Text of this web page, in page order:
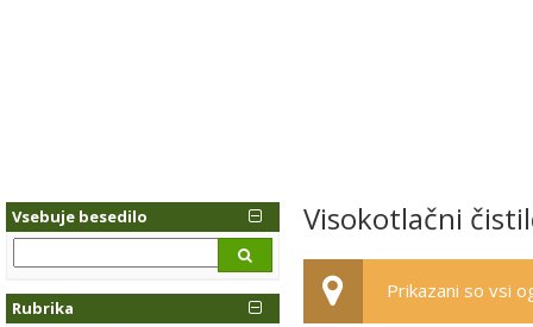
Vsebuje besedilo
Rubrika
Visokotlačni
Prikazani so vsi